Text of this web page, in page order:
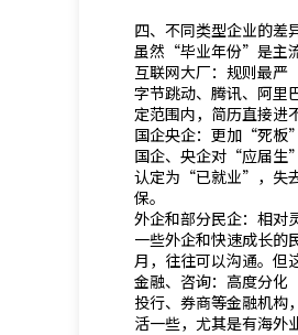
四、不同类型企业的差
虽然“毕业年份”是主
互联网大厂：规则最严
字节跳动、腾讯、阿里
定范围内，简历直接进
国企央企：更加“死板”
国企、央企对“应届生
认定为“已就业”，失
保。
外企和部分民企：相对
一些外企和快速成长的
月，往往可以沟通。但
金融、咨询：高度分化
投行、券商等金融机构
活一些，尤其是有海外